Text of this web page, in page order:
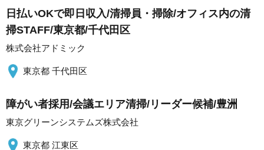
日払いOKで即日収入/清掃員・掃除/オフィス内の清
掃STAFF/東京都/千代田区
株式会社アドミック
東京都 千代田区
障がい者採用/会議エリア清掃/リーダー候補/豊洲
東京グリーンシステムズ株式会社
東京都 江東区